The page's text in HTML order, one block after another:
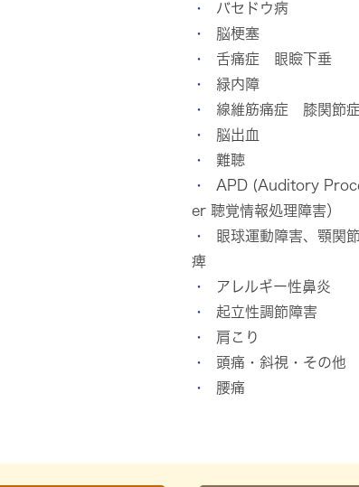
バセドウ病
脳梗塞
舌痛症 眼瞼下垂
緑内障
線維筋痛症 膝関節症
脳出血
難聴
APD (Auditory
er 聴覚情報処理障害）
眼球運動障害、顎関
痺
アレルギー性鼻炎
起立性調節障害
肩こり
頭痛・斜視・その他
腰痛